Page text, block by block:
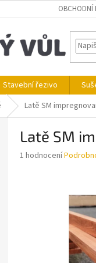
OBCHODNÍ
Stavební řezivo
Latě SM
Latě SM
Průměrné
1 hodnocení